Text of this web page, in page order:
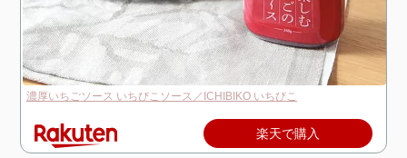
濃厚いちごソース いちびこソース／ICHIBIKO いちびこ
楽天で購入